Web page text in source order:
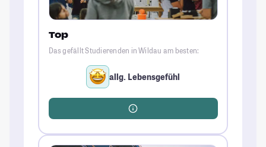
Top
Das gefällt Studierenden in Wildau am besten:
allg. Lebensgefühl